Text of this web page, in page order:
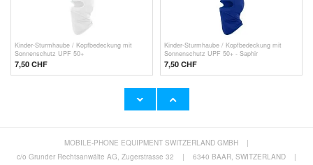
Kinder-Sturmhaube / Kopfbedeckung mit
Sonnenschutz UPF 50+
7,50 CHF
Kinder-Sturmhaube / Kopfbedeckung mit
Sonnenschutz UPF 50+ - Saphir
7,50 CHF
Kinder-Sturmhaube / Sonnenschutz-
Kopfbedeckung UPF 50+ - Hellgrün
Bosston D5200 USB-Tastatur und
ergonomische Maus mit 1000 DPI - Schwarz
MOBILE-PHONE EQUIPMENT SWITZERLAND GMBH
|
c/o Grunder Rechtsanwälte AG, Zugerstrasse 32
| 6340 BAAR, SWITZERLAND
|